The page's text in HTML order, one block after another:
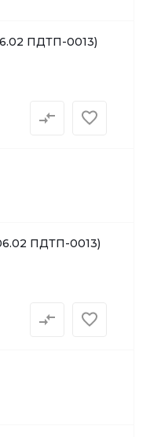
ПДТП-0013)
ПДТП-0013)